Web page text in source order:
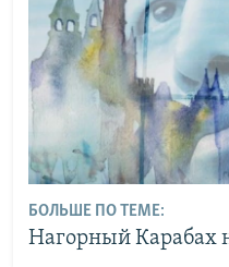
БОЛЬШЕ ПО ТЕМЕ:
Нагорный Карабах